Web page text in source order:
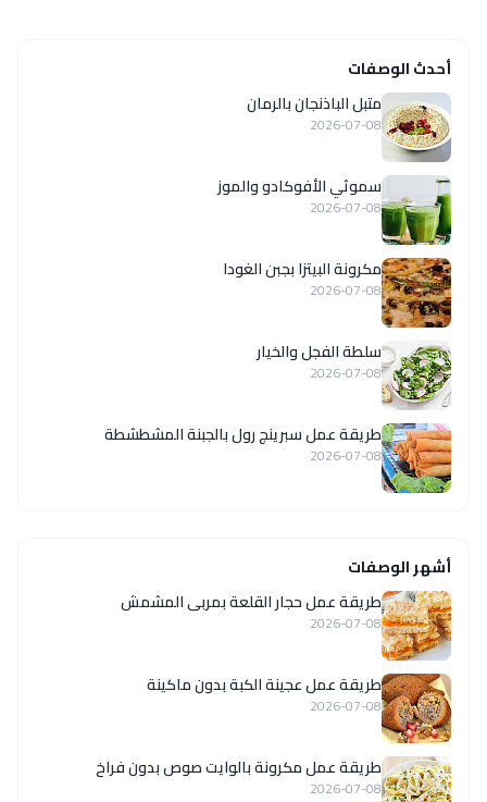
أحدث الوصفات
متبل الباذنجان بالرمان
2026-07-08
سموثي الأفوكادو والموز
2026-07-08
مكرونة البيتزا بجبن الغودا
2026-07-08
سلطة الفجل والخيار
2026-07-08
طريقة عمل سبرينج رول بالجبنة المشطشطة
2026-07-08
أشهر الوصفات
طريقة عمل حجار القلعة بمربى المشمش
2026-07-08
طريقة عمل عجينة الكبة بدون ماكينة
2026-07-08
طريقة عمل مكرونة بالوايت صوص بدون فراخ
2026-07-08